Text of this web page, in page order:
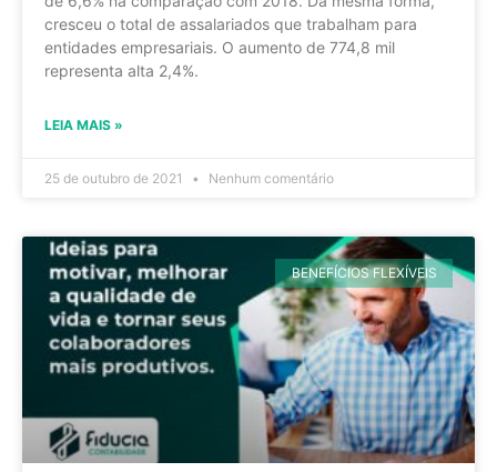
cresceu o total de assalariados que trabalham para
entidades empresariais. O aumento de 774,8 mil
representa alta 2,4%.
LEIA MAIS »
25 de outubro de 2021 Nenhum comentário
BENEFÍCIOS FLEXÍVEIS